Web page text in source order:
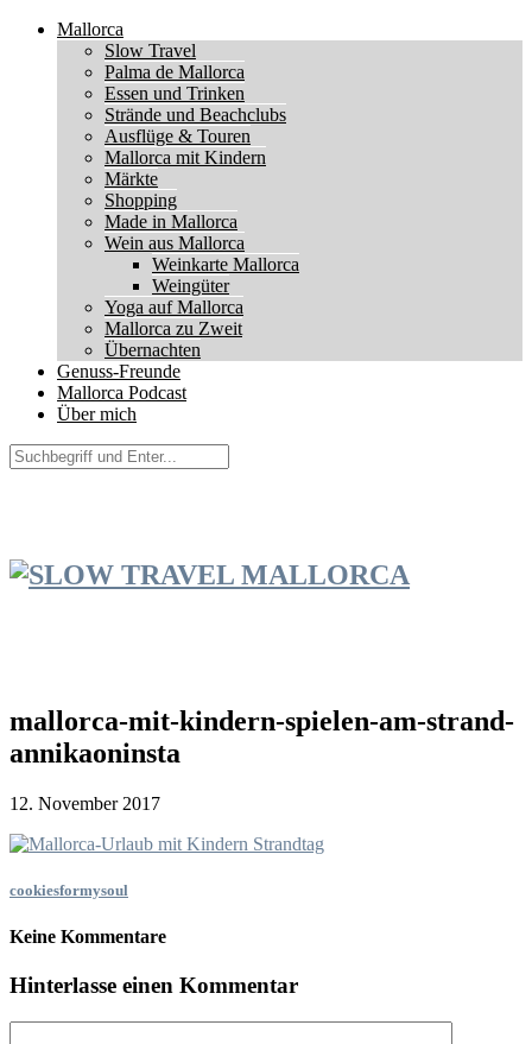
Mallorca
Slow Travel
Palma de Mallorca
Essen und Trinken
Strände und Beachclubs
Ausflüge & Touren
Mallorca mit Kindern
Märkte
Shopping
Made in Mallorca
Wein aus Mallorca
Weinkarte Mallorca
Weingüter
Yoga auf Mallorca
Mallorca zu Zweit
Übernachten
Genuss-Freunde
Mallorca Podcast
Über mich
mallorca-mit-kindern-spielen-am-strand-
annikaoninsta
12. November 2017
cookiesformysoul
Keine Kommentare
Hinterlasse einen Kommentar